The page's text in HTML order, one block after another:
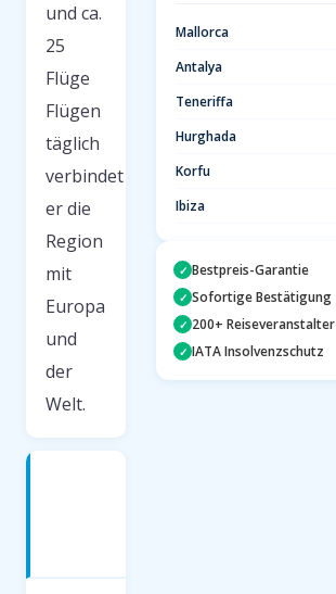
und ca.
25
Flüge
Flügen
täglich
verbindet
er die
Region
mit
Europa
und
der
Welt.
Mallorca
Antalya
Teneriffa
Hurghada
Korfu
Ibiza
✓ Bestpreis-Garantie
✓ Sofortige Bestätigung
✓ 200+ Reiseveranstalter
✓ IATA Insolvenzschutz